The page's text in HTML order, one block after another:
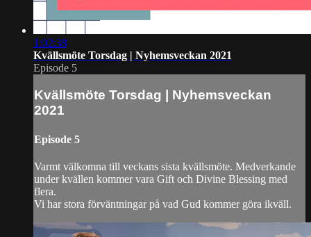
1:02:38
Kvällsmöte Torsdag | Nyhemsveckan 2021
Episode 5
Kvällsmöte Torsdag | Nyhemsveckan
2021
Episode 5
Varmt välkomna till veckans sista kvällsmöte. Medverkande
under kvällen kommer vara Gift och Divine Blessing med
flera.
Vi har stora förväntningar på vad Gud kommer göra ikväll.